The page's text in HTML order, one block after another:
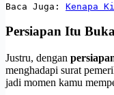
Baca Juga: Kenapa
Persiapan Itu
Justru, dengan
menghadapi surat
jadi momen kamu